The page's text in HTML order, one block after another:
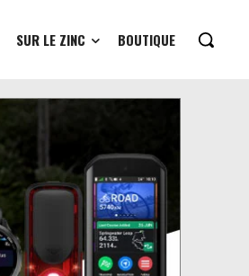
SUR LE ZINC BOUTIQUE